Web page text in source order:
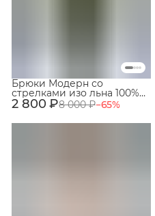
2 800 ₽8 000 ₽−65%
Брюки Модерн со
стрелками изо льна 100%
Хвойный